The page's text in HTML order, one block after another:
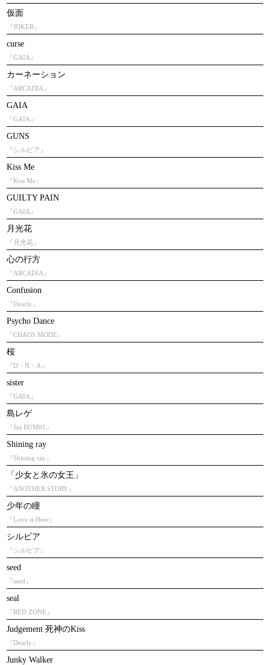
仮面
『JOKER』
curse
『GAIA』
カーネーション
『ARCADIA』
GAIA
『GAIA』
GUNS
『シルビア』
Kiss Me
『Kiss Me』
GUILTY PAIN
『GAIA』
月光花
『月光花』
心の行方
『ARCADIA』
Confusion
『Dearly』
Psycho Dance
『CHAOS MODE』
桜
『D・N・A』
sister
『GAIA』
島レゲ
『Jaa BUM01』
Shining ray
『Shining ray』
「少女と氷の女王」
『ANOTHER STORY』
少年の瞳
『Love is Here』
シルビア
『シルビア』
seed
『seed』
seal
『RED ZONE』
Judgement 死神のKiss
『Dearly』
Junky Walker